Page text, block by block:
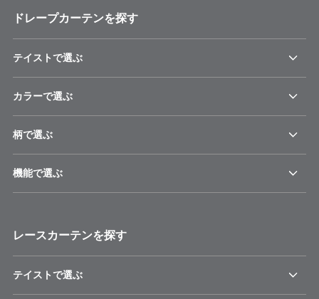
ドレープカーテンを探す
テイストで選ぶ
カラーで選ぶ
柄で選ぶ
機能で選ぶ
レースカーテンを探す
テイストで選ぶ